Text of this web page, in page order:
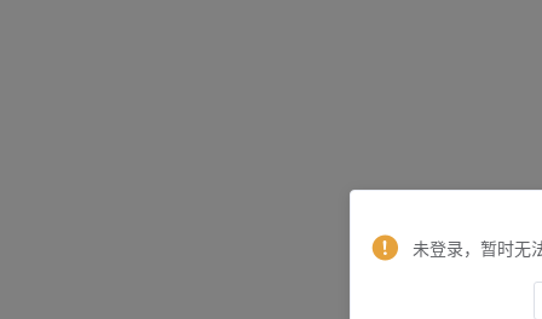
未登录，暂时无